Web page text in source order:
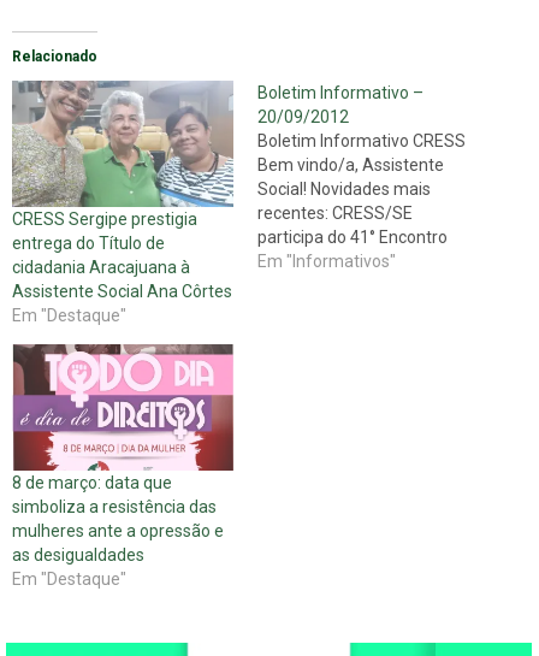
Relacionado
CRESS Sergipe prestigia
entrega do Título de
cidadania Aracajuana à
Assistente Social Ana Côrtes
Em "Destaque"
Boletim Informativo –
20/09/2012
Boletim Informativo CRESS
Bem vindo/a, Assistente
Social! Novidades mais
recentes: CRESS/SE
participa do 41° Encontro
Nacional CFESS-CRESS
Em "Informativos"
8 de março: data que
simboliza a resistência das
mulheres ante a opressão e
as desigualdades
Em "Destaque"